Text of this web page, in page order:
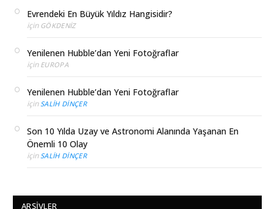
Evrendeki En Büyük Yıldız Hangisidir?
için GÖKDENIZ
Yenilenen Hubble’dan Yeni Fotoğraflar
için EUROPA
Yenilenen Hubble’dan Yeni Fotoğraflar
içinSALIH DINÇER
Son 10 Yılda Uzay ve Astronomi Alanında Yaşanan En
Önemli 10 Olay
içinSALIH DINÇER
ARŞIVLER